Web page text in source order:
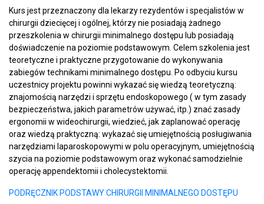
Kurs jest przeznaczony dla lekarzy rezydentów i specjalistów w
chirurgii dziecięcej i ogólnej, którzy nie posiadają żadnego
przeszkolenia w chirurgii minimalnego dostępu lub posiadają
doświadczenie na poziomie podstawowym. Celem szkolenia jest
teoretyczne i praktyczne przygotowanie do wykonywania
zabiegów technikami minimalnego dostępu. Po odbyciu kursu
uczestnicy projektu powinni wykazać się wiedzą teoretyczną:
znajomością narzędzi i sprzętu endoskopowego ( w tym zasady
bezpieczeństwa, jakich parametrów używać, itp.) znać zasady
ergonomii w wideochirurgii, wiedzieć, jak zaplanować operację
oraz wiedzą praktyczną: wykazać się umiejętnością posługiwania
narzędziami laparoskopowymi w polu operacyjnym, umiejętnością
szycia na poziomie podstawowym oraz wykonać samodzielnie
operację appendektomii i cholecystektomii.
PODRĘCZNIK PODSTAWY CHIRURGII MINIMALNEGO DOSTĘPU